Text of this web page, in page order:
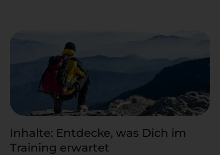
Inhalte: Entdecke, was Dich im
Training erwartet